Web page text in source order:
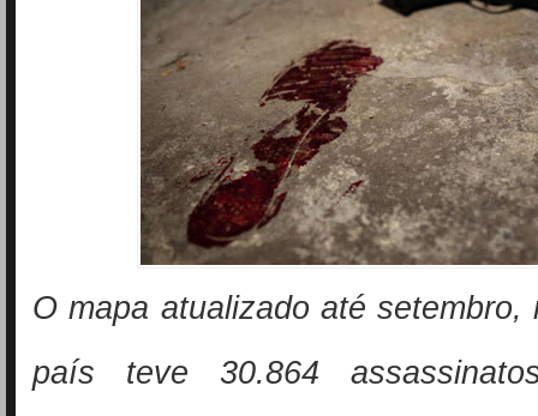
O mapa atualizado até setembro,
país teve 30.864